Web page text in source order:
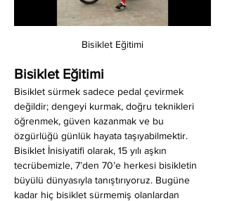
Bisiklet Eğitimi
Bisiklet Eğitimi
Bisiklet sürmek sadece pedal çevirmek
değildir; dengeyi kurmak, doğru teknikleri
öğrenmek, güven kazanmak ve bu
özgürlüğü günlük hayata taşıyabilmektir.
Bisiklet İnisiyatifi olarak, 15 yılı aşkın
tecrübemizle, 7’den 70’e herkesi bisikletin
büyülü dünyasıyla tanıştırıyoruz. Bugüne
kadar hiç bisiklet sürmemiş olanlardan